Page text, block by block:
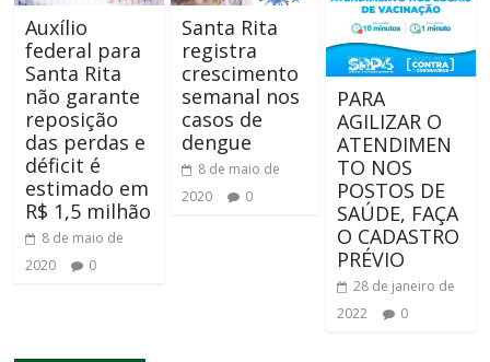
Auxílio
federal para
Santa Rita
não garante
reposição
das perdas e
déficit é
estimado em
R$ 1,5 milhão
8 de maio de
2020
0
Santa Rita
registra
crescimento
semanal nos
casos de
dengue
8 de maio de
2020
0
PARA
AGILIZAR O
ATENDIMEN
TO NOS
POSTOS DE
SAÚDE, FAÇA
O CADASTRO
PRÉVIO
28 de janeiro de
2022
0